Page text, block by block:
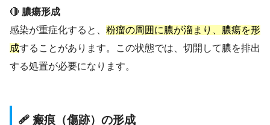
🔴 膿瘍形成
感染が重症化すると、 粉瘤の周囲に膿が溜まり、膿瘍を形
成することがあります。この状態では、切開して膿を排出
する処置が必要になります。
🩹 瘢痕（傷跡）の形成